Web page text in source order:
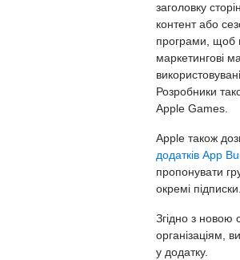
заголовку
контент або
програми, щоб
маркетингові
Розробники
Apple Games.
Apple також
додатків App
пропонувати
окремі підписки.
Згідно з новою
організаціям,
у додатку.